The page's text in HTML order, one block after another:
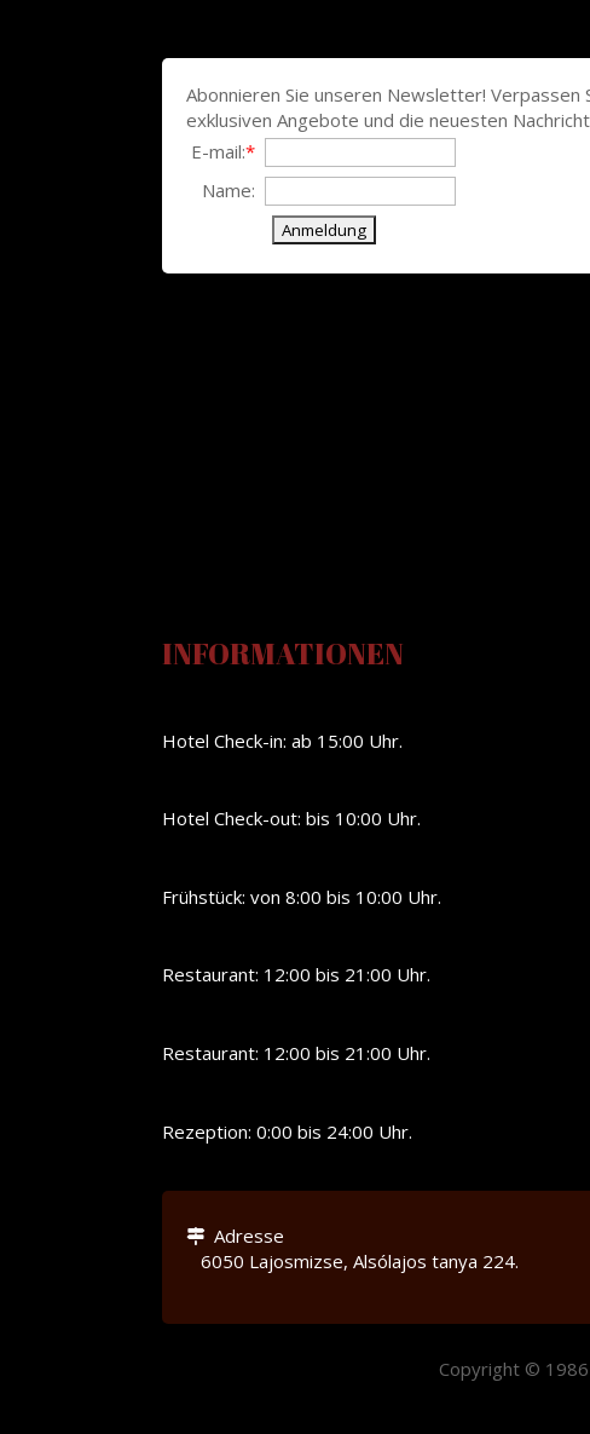
Abonnieren Sie unseren Newsletter!Verpassen
exklusiven Angebote und die neuesten
E-mail:*
Name:
INFORMATIONEN
Hotel Check-in: ab 15:00 Uhr.
Hotel Check-out: bis 10:00 Uhr.
Frühstück: von 8:00 bis 10:00 Uhr.
Restaurant: 12:00 bis 21:00 Uhr.
Restaurant: 12:00 bis 21:00 Uhr.
Rezeption: 0:00 bis 24:00 Uhr.
Adresse
6050 Lajosmizse, Alsólajos tanya 224.
Copyright © 1986